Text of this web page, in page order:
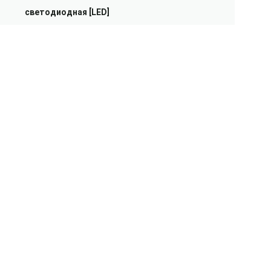
светодиодная [LED]